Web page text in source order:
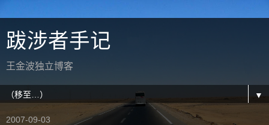
跋涉者手记
王金波独立博客
▼
2007-09-03